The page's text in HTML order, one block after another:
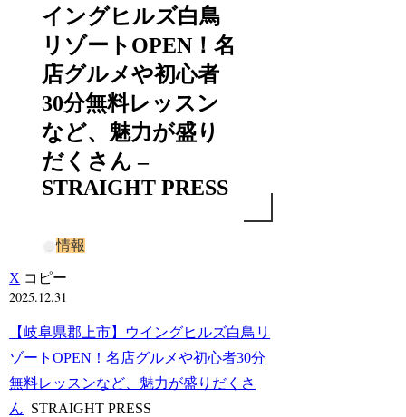
イングヒルズ白鳥
リゾートOPEN！名
店グルメや初心者
30分無料レッスン
など、魅力が盛り
だくさん –
STRAIGHT PRESS
情報
X コピー
2025.12.31
【岐阜県郡上市】ウイングヒルズ白鳥リ
ゾートOPEN！名店グルメや初心者30分
無料レッスンなど、魅力が盛りだくさ
ん STRAIGHT PRESS